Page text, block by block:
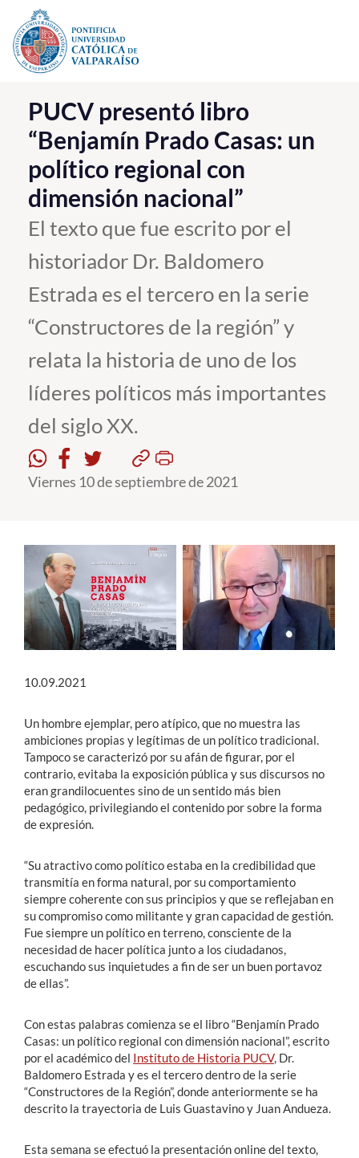
Click acá para ir directamente al contenido
La Universidad
Investigación, Creación e Innovación
PUCV Internacional
Vinculación con el Medio
Admisión
Pregrado
Postgrado
Formación Continua
Estudiantes
Académicos
Funcionarios
English
PUCV presentó libro
“Benjamín Prado Casas: un
político regional con
dimensión nacional”
El texto que fue escrito por el
historiador Dr. Baldomero
Estrada es el tercero en la serie
“Constructores de la región” y
relata la historia de uno de los
líderes políticos más importantes
del siglo XX.
Viernes 10 de septiembre de 2021
10.09.2021
Un hombre ejemplar, pero atípico, que no muestra las
ambiciones propias y legítimas de un político tradicional.
Tampoco se caracterizó por su afán de figurar, por el
contrario, evitaba la exposición pública y sus discursos no
eran grandilocuentes sino de un sentido más bien
pedagógico, privilegiando el contenido por sobre la forma
de expresión.
“Su atractivo como político estaba en la credibilidad que
transmitía en forma natural, por su comportamiento
siempre coherente con sus principios y que se reflejaban en
su compromiso como militante y gran capacidad de gestión.
Fue siempre un político en terreno, consciente de la
necesidad de hacer política junto a los ciudadanos,
escuchando sus inquietudes a fin de ser un buen portavoz
de ellas”.
Con estas palabras comienza se el libro “Benjamín Prado
Casas: un político regional con dimensión nacional”, escrito
por el académico del Instituto de Historia PUCV, Dr.
Baldomero Estrada y es el tercero dentro de la serie
“Constructores de la Región”, donde anteriormente se ha
descrito la trayectoria de Luis Guastavino y Juan Andueza.
Esta semana se efectuó la presentación online del texto,